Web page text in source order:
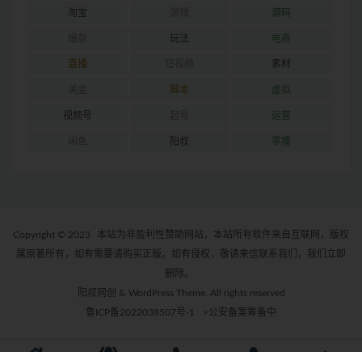
淘宝 源码
玩法 电商
直播 素材
脚本 虚拟
视频号 运营
阳叔 零撸
Copyright © 2023
本站为非盈利性赞助网站，本站所有软件来自互联网，版权
属原著所有，如有需要请购买正版。如有侵权，敬请来信联系我们，我们立即
删除。
阳叔网创 & WordPress Theme. All rights reserved
鲁ICP备2022038507号-1
>公安备案筹备中